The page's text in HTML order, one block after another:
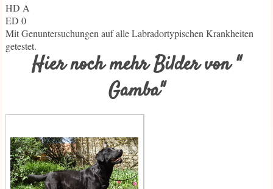
HD A
ED 0
Mit Genuntersuchungen auf alle Labradortypischen Krankheiten
getestet.
Hier noch mehr Bilder von "
Gamba"